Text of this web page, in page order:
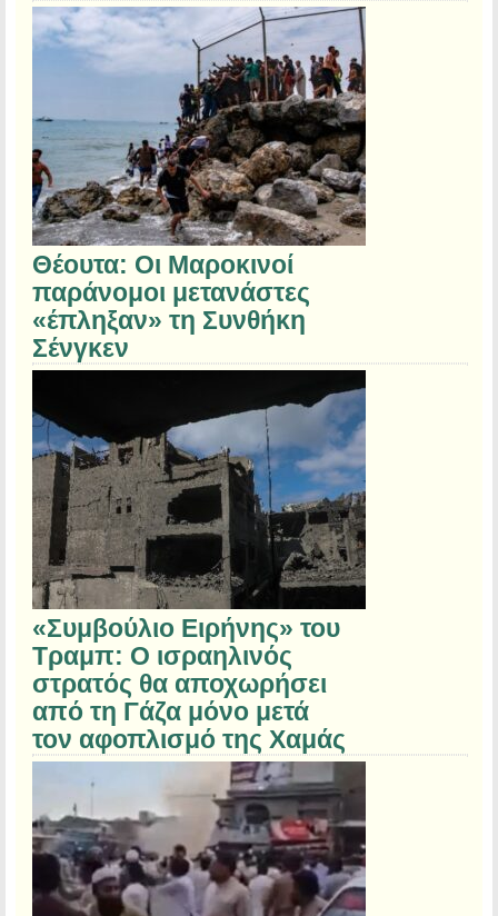
Θέουτα: Οι Μαροκινοί
παράνομοι μετανάστες
«έπληξαν» τη Συνθήκη
Σένγκεν
«Συμβούλιο Ειρήνης» του
Τραμπ: Ο ισραηλινός
στρατός θα αποχωρήσει
από τη Γάζα μόνο μετά
τον αφοπλισμό της Χαμάς